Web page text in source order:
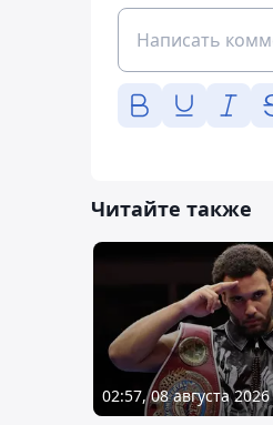
Читайте также
02:57, 08 августа 2026